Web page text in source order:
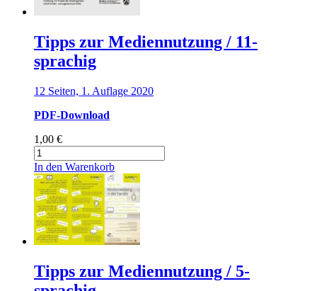
Tipps zur Mediennutzung / 11-
sprachig
12 Seiten, 1. Auflage 2020
PDF-Download
1,00 €
Tipps
zur
Mediennutzung
11-
sprachig
Menge
In den Warenkorb
Tipps zur Mediennutzung / 5-